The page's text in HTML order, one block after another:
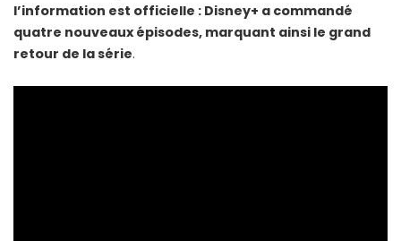
l’information est officielle : Disney+ a commandé
quatre nouveaux épisodes, marquant ainsi le grand
retour de la série.